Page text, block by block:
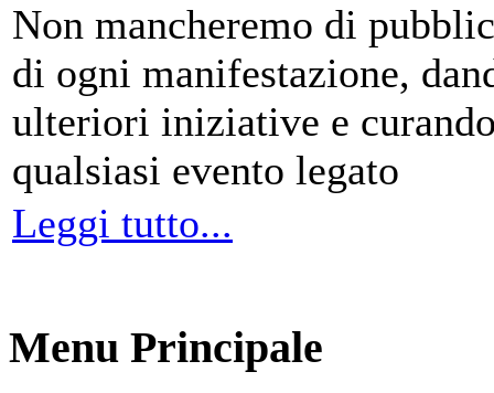
Non mancheremo di
di ogni manifestazione,
ulteriori iniziative e
qualsiasi evento legato
Leggi tutto...
Menu Principale